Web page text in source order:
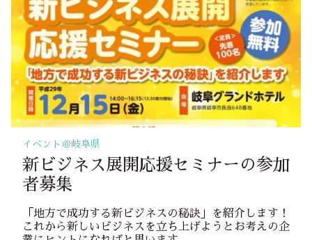
イベント＠岐阜県
新ビジネス展開応援セミナーの参加
者募集
「地方で成功する新ビジネスの秘訣」を紹介します！
これから新しいビジネスを立ち上げようとお考えの企